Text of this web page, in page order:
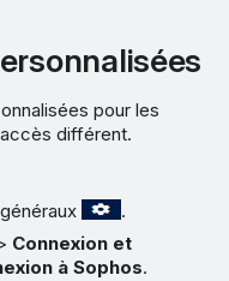
pour les
différent.
.
Connexion et
à Sophos.